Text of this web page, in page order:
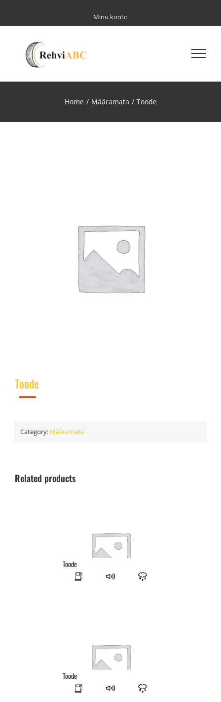
content
Minu konto
Home / Määramata / Toode
Toode
Category: Määramata
Related products
Toode
Toode